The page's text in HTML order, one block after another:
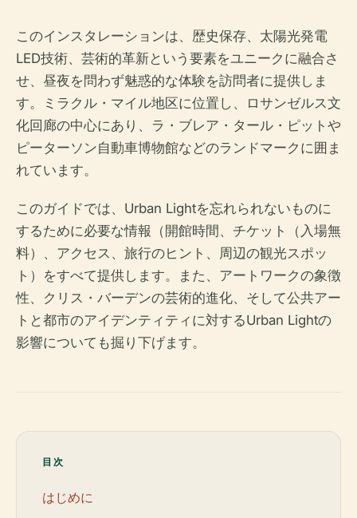
このインスタレーションは、歴史保存、太陽光発電
LED技術、芸術的革新という要素をユニークに融合さ
せ、昼夜を問わず魅惑的な体験を訪問者に提供しま
す。ミラクル・マイル地区に位置し、ロサンゼルス文
化回廊の中心にあり、ラ・ブレア・タール・ピットや
ピーターソン自動車博物館などのランドマークに囲ま
れています。
このガイドでは、Urban Lightを忘れられないものに
するために必要な情報（開館時間、チケット（入場無
料）、アクセス、旅行のヒント、周辺の観光スポッ
ト）をすべて提供します。また、アートワークの象徴
性、クリス・バーデンの芸術的進化、そして公共アー
トと都市のアイデンティティに対するUrban Lightの
影響についても掘り下げます。
目次
はじめに